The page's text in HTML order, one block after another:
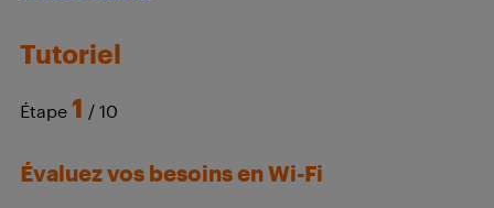
Tutoriel
Étape 1 / 10
Évaluez vos besoins en Wi-Fi